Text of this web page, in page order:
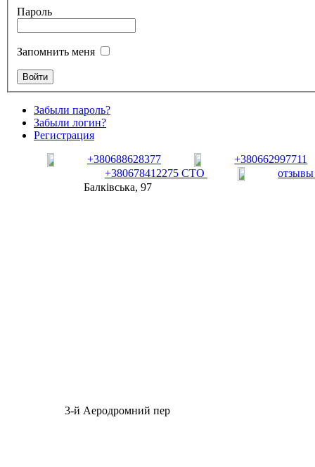
Пароль
Запомнить меня
Забыли пароль?
Забыли логин?
Регистрация
+380688628377
+380662997711
+380678412275 СТО
Балківська, 97
3-й Аеродромний пер